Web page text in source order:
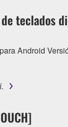
teclados
Android